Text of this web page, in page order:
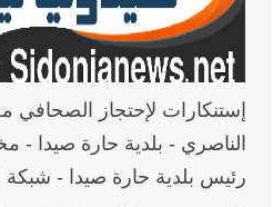
إستنكارات لإحتجاز الصحافي
الناصري - بلدية حارة صيدا -
رئيس بلدية حارة صيدا - شبكة